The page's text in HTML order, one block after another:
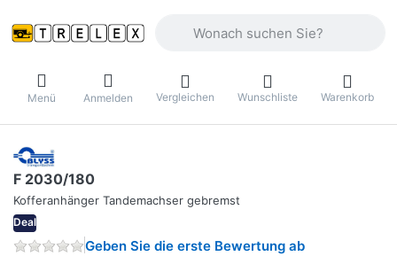
Menü Anmelden Vergleichen Wunschliste Warenkorb
F 2030/180
Kofferanhänger Tandemachser gebremst
Deal
Geben Sie die erste Bewertung ab